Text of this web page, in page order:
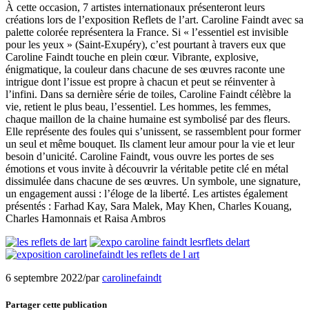
À cette occasion, 7 artistes internationaux présenteront leurs
créations lors de l’exposition Reflets de l’art. Caroline Faindt avec sa
palette colorée représentera la France. Si « l’essentiel est invisible
pour les yeux » (Saint-Exupéry), c’est pourtant à travers eux que
Caroline Faindt touche en plein cœur. Vibrante, explosive,
énigmatique, la couleur dans chacune de ses œuvres raconte une
intrigue dont l’issue est propre à chacun et peut se réinventer à
l’infini. Dans sa dernière série de toiles, Caroline Faindt célèbre la
vie, retient le plus beau, l’essentiel. Les hommes, les femmes,
chaque maillon de la chaine humaine est symbolisé par des fleurs.
Elle représente des foules qui s’unissent, se rassemblent pour former
un seul et même bouquet. Ils clament leur amour pour la vie et leur
besoin d’unicité. Caroline Faindt, vous ouvre les portes de ses
émotions et vous invite à découvrir la véritable petite clé en métal
dissimulée dans chacune de ses œuvres. Un symbole, une signature,
un engagement aussi : l’éloge de la liberté. Les artistes également
présentés : Farhad Kay, Sara Malek, May Khen, Charles Kouang,
Charles Hamonnais et Raisa Ambros
6 septembre 2022/parcarolinefaindt
Partager cette publication